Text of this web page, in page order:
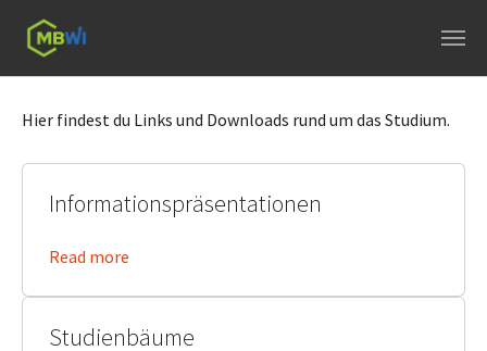
Hier findest du Links und Downloads rund um das Studium.
Informationspräsentationen
Read more
Studienbäume